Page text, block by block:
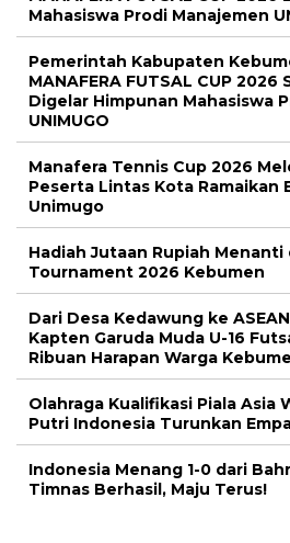
Mahasiswa Prodi Manajemen
Pemerintah Kabupaten
MANAFERA FUTSAL CUP
Digelar Himpunan Mahasiswa
UNIMUGO
Manafera Tennis Cup 2026
Peserta Lintas Kota Ramaikan
Unimugo
Hadiah Jutaan Rupiah
Tournament 2026 Kebumen
Dari Desa Kedawung ke
Kapten Garuda Muda U-16
Ribuan Harapan Warga
Olahraga Kualifikasi Piala Asia
Putri Indonesia Turunkan
Indonesia Menang 1-0 dari
Timnas Berhasil, Maju Terus!